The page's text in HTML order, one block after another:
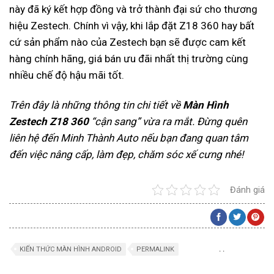
này đã ký kết hợp đồng và trở thành đại sứ cho thương
hiệu Zestech. Chính vì vậy, khi lắp đặt Z18 360 hay bất
cứ sản phẩm nào của Zestech bạn sẽ được cam kết
hàng chính hãng, giá bán ưu đãi nhất thị trường cùng
nhiều chế độ hậu mãi tốt.
Trên đây là những thông tin chi tiết vềMàn Hình
Zestech Z18 360 “cận sang” vừa ra mắt. Đừng quên
liên hệ đến Minh Thành Auto nếu bạn đang quan tâm
đến việc nâng cấp, làm đẹp, chăm sóc xế cưng nhé!
Đánh giá
KIẾN THỨC MÀN HÌNH ANDROID PERMALINK